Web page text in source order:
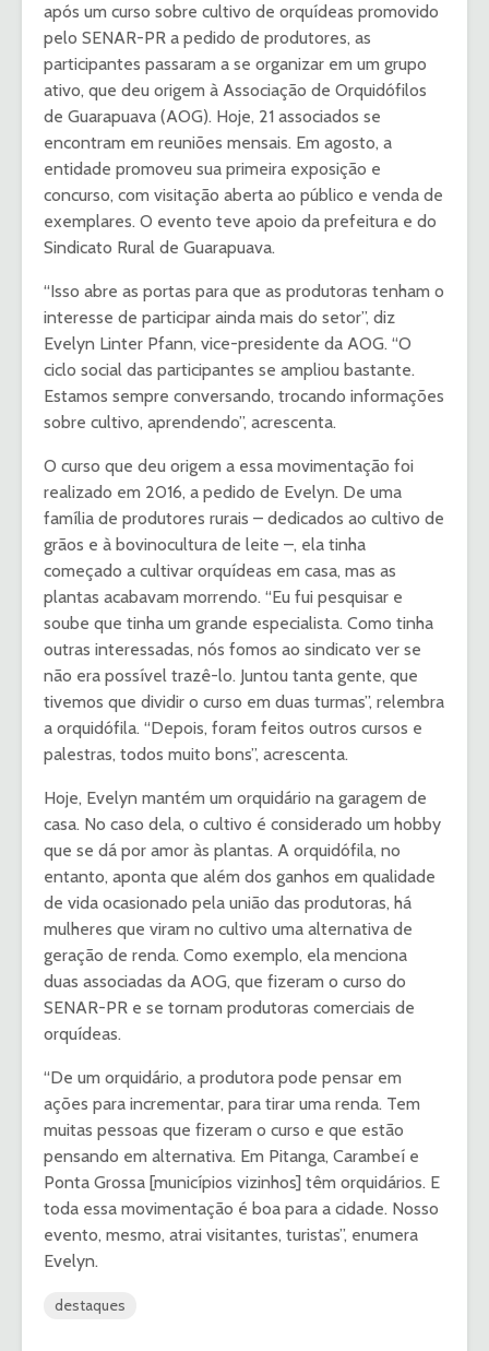
após um curso sobre cultivo de orquídeas promovido
pelo SENAR-PR a pedido de produtores, as
participantes passaram a se organizar em um grupo
ativo, que deu origem à Associação de Orquidófilos
de Guarapuava (AOG). Hoje, 21 associados se
encontram em reuniões mensais. Em agosto, a
entidade promoveu sua primeira exposição e
concurso, com visitação aberta ao público e venda de
exemplares. O evento teve apoio da prefeitura e do
Sindicato Rural de Guarapuava.
“Isso abre as portas para que as produtoras tenham o
interesse de participar ainda mais do setor”, diz
Evelyn Linter Pfann, vice-presidente da AOG. “O
ciclo social das participantes se ampliou bastante.
Estamos sempre conversando, trocando informações
sobre cultivo, aprendendo”, acrescenta.
O curso que deu origem a essa movimentação foi
realizado em 2016, a pedido de Evelyn. De uma
família de produtores rurais – dedicados ao cultivo de
grãos e à bovinocultura de leite –, ela tinha
começado a cultivar orquídeas em casa, mas as
plantas acabavam morrendo. “Eu fui pesquisar e
soube que tinha um grande especialista. Como tinha
outras interessadas, nós fomos ao sindicato ver se
não era possível trazê-lo. Juntou tanta gente, que
tivemos que dividir o curso em duas turmas”, relembra
a orquidófila. “Depois, foram feitos outros cursos e
palestras, todos muito bons”, acrescenta.
Hoje, Evelyn mantém um orquidário na garagem de
casa. No caso dela, o cultivo é considerado um hobby
que se dá por amor às plantas. A orquidófila, no
entanto, aponta que além dos ganhos em qualidade
de vida ocasionado pela união das produtoras, há
mulheres que viram no cultivo uma alternativa de
geração de renda. Como exemplo, ela menciona
duas associadas da AOG, que fizeram o curso do
SENAR-PR e se tornam produtoras comerciais de
orquídeas.
“De um orquidário, a produtora pode pensar em
ações para incrementar, para tirar uma renda. Tem
muitas pessoas que fizeram o curso e que estão
pensando em alternativa. Em Pitanga, Carambeí e
Ponta Grossa [municípios vizinhos] têm orquidários. E
toda essa movimentação é boa para a cidade. Nosso
evento, mesmo, atrai visitantes, turistas”, enumera
Evelyn.
destaques